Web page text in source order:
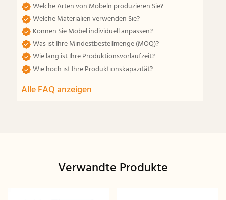
Welche Arten von Möbeln produzieren Sie?
Welche Materialien verwenden Sie?
Können Sie Möbel individuell anpassen?
Was ist Ihre Mindestbestellmenge (MOQ)?
Wie lang ist Ihre Produktionsvorlaufzeit?
Wie hoch ist Ihre Produktionskapazität?
Alle FAQ anzeigen
Verwandte Produkte